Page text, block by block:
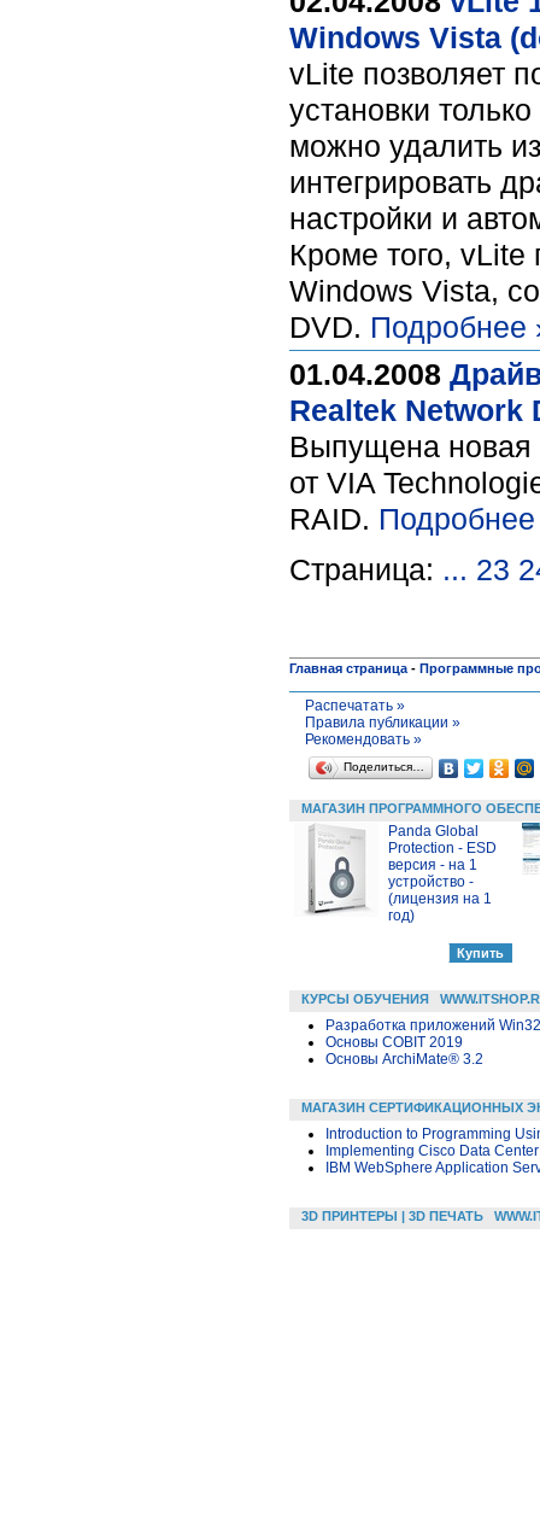
Windows Vista
vLite позволяет
установки
можно удалить
интегрировать
настройки и
Кроме того, vLite
Windows Vista,
DVD. Подробнее
01.04.2008
Realtek Network
Выпущена новая
от VIA
RAID.
Страница: ... 23
Главная страница - Программные
Распечатать »
Правила публикации »
Рекомендовать »
Поделиться…
МАГАЗИН ПРОГРАММНОГО
Panda Global
Protection - ESD
версия - на 1
устройство -
(лицензия на 1
год)
КУРСЫ ОБУЧЕНИЯ
Разработка приложений
Основы COBIT 2019
Основы ArchiMate® 3.2
МАГАЗИН СЕРТИФИКАЦИОННЫХ
Introduction to Programming
Implementing Cisco Data
IBM WebSphere Application
3D ПРИНТЕРЫ | 3D ПЕЧАТЬ